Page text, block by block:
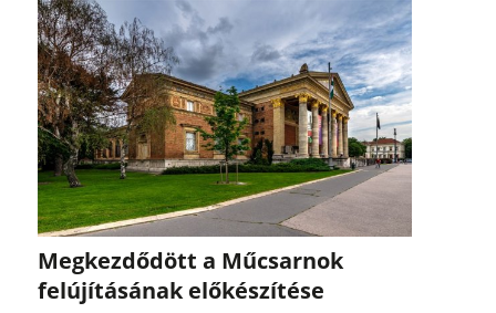
Megkezdődött a Műcsarnok
felújításának előkészítése